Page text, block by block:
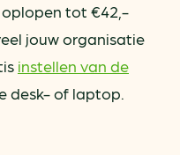
tot €42,-
jouw organisatie
instellen van de
desk- of laptop.